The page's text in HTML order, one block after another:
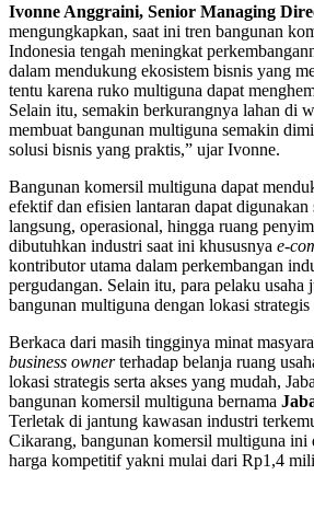
Ivonne Anggraini, Senior Managing
mengungkapkan, saat ini tren bangunan
Indonesia tengah meningkat
dalam mendukung ekosistem bisnis yang
tentu karena ruko multiguna dapat
Selain itu, semakin berkurangnya lahan di
membuat bangunan multiguna semakin
solusi bisnis yang praktis,” ujar Ivonne.
Bangunan komersil multiguna dapat
efektif dan efisien lantaran dapat digunakan
langsung, operasional, hingga ruang
dibutuhkan industri saat ini khususnya e-
kontributor utama dalam perkembangan
pergudangan. Selain itu, para pelaku usaha
bangunan multiguna dengan lokasi
Berkaca dari masih tingginya minat
business ownerterhadap belanja ruang
lokasi strategis serta akses yang mudah,
bangunan komersil multiguna bernama
Terletak di jantung kawasan industri
Cikarang, bangunan komersil multiguna ini
harga kompetitif yakni mulai dari Rp1,4